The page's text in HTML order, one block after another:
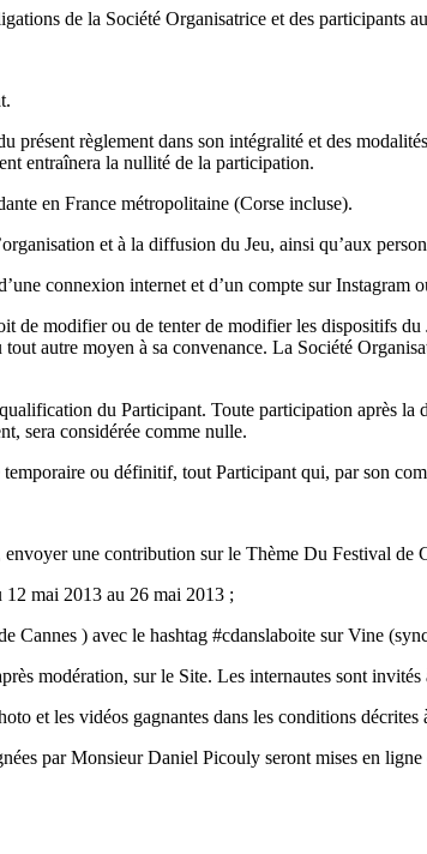
de la Société Organisatrice et des participants
présent règlement dans son intégralité et des
entraînera la nullité de la participation.
en France métropolitaine (Corse incluse).
et à la diffusion du Jeu, ainsi qu’aux
connexion internet et d’un compte sur
de modifier ou de tenter de modifier les dispositifs
autre moyen à sa convenance. La Société
du Participant. Toute participation après
sera considérée comme nulle.
ou définitif, tout Participant qui, par son
une contribution sur le Thème Du Festival de
mai 2013 au 26 mai 2013 ;
Cannes ) avec le hashtag #cdanslaboite sur Vine
modération, sur le Site. Les internautes sont
et les vidéos gagnantes dans les conditions décrites
par Monsieur Daniel Picouly seront mises en ligne